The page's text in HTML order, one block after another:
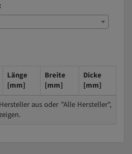
Länge
[mm]
Breite
[mm]
Dicke
[mm]
aus oder "Alle Hersteller",